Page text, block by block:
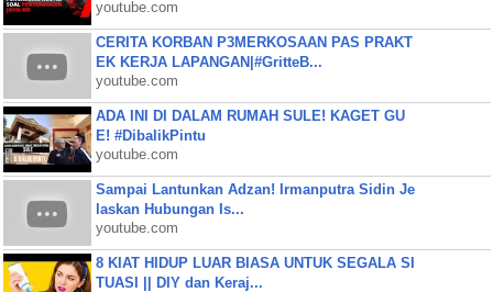
youtube.com
CERITA KORBAN P3MERKOSAAN PAS PRAKT
EK KERJA LAPANGAN|#GritteB...
youtube.com
ADA INI DI DALAM RUMAH SULE! KAGET GU
E! #DibalikPintu
youtube.com
Sampai Lantunkan Adzan! Irmanputra Sidin Je
laskan Hubungan Is...
youtube.com
8 KIAT HIDUP LUAR BIASA UNTUK SEGALA SI
TUASI || DIY dan Keraj...